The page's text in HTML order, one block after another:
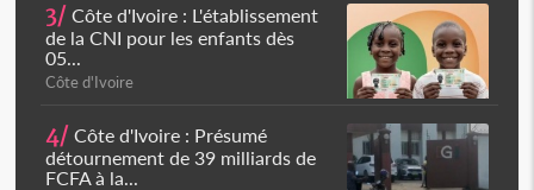
3/ Côte d'Ivoire : L'établissement
de la CNI pour les enfants dès
05...
Côte d'Ivoire
4/ Côte d'Ivoire : Présumé
détournement de 39 milliards de
FCFA à la...